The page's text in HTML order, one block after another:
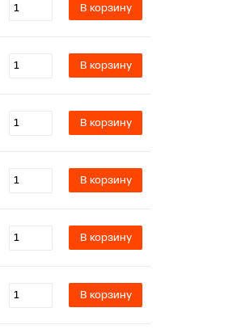
В корзину
В корзину
В корзину
В корзину
В корзину
В корзину